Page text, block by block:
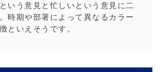
いう意見と忙しいという意見に二
時期や部署によって異なるカラー
といえそうです。